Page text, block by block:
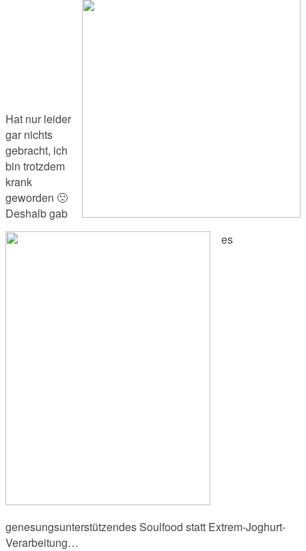
Hat nur leider
gar nichts
gebracht, ich
bin trotzdem
krank
geworden 🙁
Deshalb gab
es
genesungsunterstützendes Soulfood statt Extrem-Joghurt-
Verarbeitung…